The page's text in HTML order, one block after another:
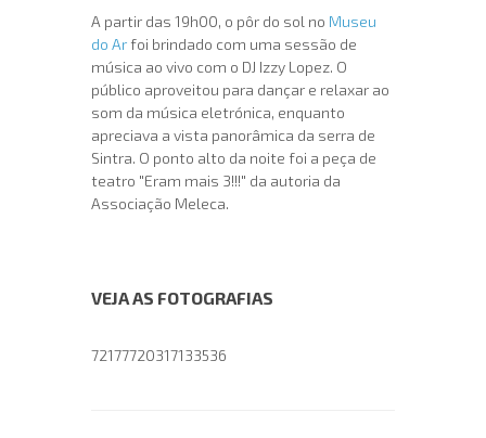
A partir das 19h00, o pôr do sol no Museu
do Ar foi brindado com uma sessão de
música ao vivo com o DJ Izzy Lopez. O
público aproveitou para dançar e relaxar ao
som da música eletrónica, enquanto
apreciava a vista panorâmica da serra de
Sintra. O ponto alto da noite foi a peça de
teatro "Eram mais 3!!!" da autoria da
Associação Meleca.
VEJA AS FOTOGRAFIAS
72177720317133536